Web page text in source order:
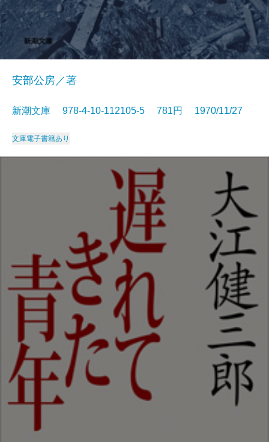
安部公房／著
新潮文庫 978-4-10-112105-5 781円 1970/11/27
文庫電子書籍あり